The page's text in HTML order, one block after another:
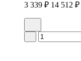
3 339 ₽ 14 512 ₽